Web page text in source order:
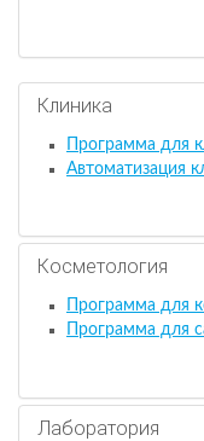
Клиника
Программа для
Автоматизация
Косметология
Программа для
Программа для
Лаборатория